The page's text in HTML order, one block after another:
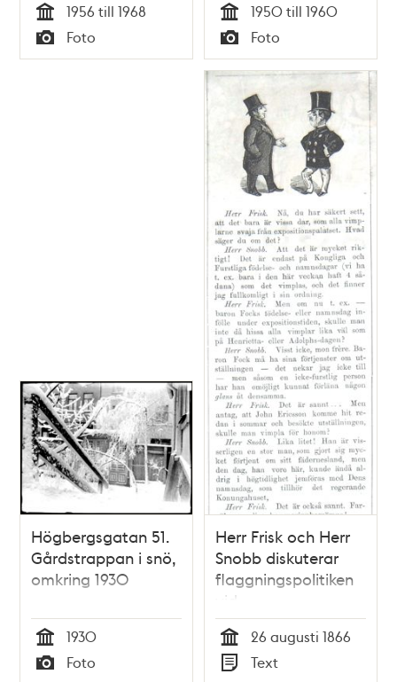
Tid
1956 till 1968
Typ
Foto Tid
1950 till 1960
Typ
Foto
Högbergsgatan 51.
Gårdstrappan i snö,
omkring 1930
Tid
1930
Foto
Herr Frisk och Herr
Snobb diskuterar
flaggningspolitiken
vid
Expositionspalatset
på
Stockholmsutställningen
Tid
26 augusti 1866
Text